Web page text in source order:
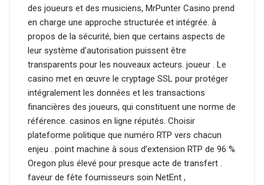
des joueurs et des musiciens, MrPunter Casino prend
en charge une approche structurée et intégrée. à
propos de la sécurité, bien que certains aspects de
leur système d’autorisation puissent être
transparents pour les nouveaux acteurs. joueur . Le
casino met en œuvre le cryptage SSL pour protéger
intégralement les données et les transactions
financières des joueurs, qui constituent une norme de
référence. casinos en ligne réputés. Choisir
plateforme politique que numéro RTP vers chacun
enjeu . point machine à sous d’extension RTP de 96 %
Oregon plus élevé pour presque acte de transfert .
faveur de fête fournisseurs soin NetEnt ,